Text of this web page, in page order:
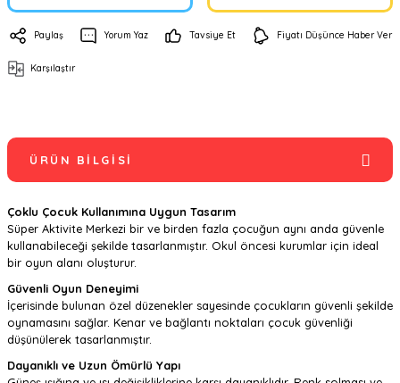
Paylaş Yorum Yaz Tavsiye Et Fiyatı Düşünce Haber Ver
Karşılaştır
ÜRÜN BILGISI
Çoklu Çocuk Kullanımına Uygun Tasarım
Süper Aktivite Merkezi bir ve birden fazla çocuğun aynı anda güvenle
kullanabileceği şekilde tasarlanmıştır. Okul öncesi kurumlar için ideal
bir oyun alanı oluşturur.
Güvenli Oyun Deneyimi
İçerisinde bulunan özel düzenekler sayesinde çocukların güvenli şekilde
oynamasını sağlar. Kenar ve bağlantı noktaları çocuk güvenliği
düşünülerek tasarlanmıştır.
Dayanıklı ve Uzun Ömürlü Yapı